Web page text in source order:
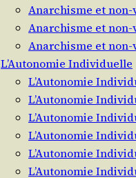
Anarchisme et non-
Anarchisme et non-
Anarchisme et non-
L’Autonomie Individuelle
L’Autonomie
L’Autonomie
L’Autonomie
L’Autonomie
L’Autonomie
L’Autonomie